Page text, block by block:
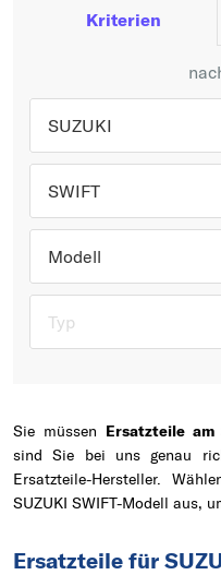
Typ wählen
Kriterien
SUZUKI
SWIFT
Modell
Typ
Sie müssen Ersatzteile am
sind Sie bei uns genau
Ersatzteile-Hersteller.
SUZUKI SWIFT-Modell aus,
Ersatzteile für